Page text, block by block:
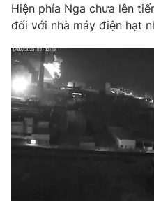
Theo dõi báo trên
Cơ quan chủ quản:
Đài Truyền
Cơ quan báo chí:
Giấy phép hoạt động báo in
cấp ngày 29/12/2023
Hiện phía Nga chưa lên
đối với nhà máy điện hạt